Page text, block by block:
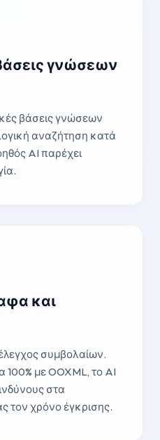
γνώσεων
βάσεις γνώσεων
αναζήτηση κατά
AI παρέχει
και
συμβολαίων.
με OOXML, το AI
στα
τον χρόνο έγκρισης.